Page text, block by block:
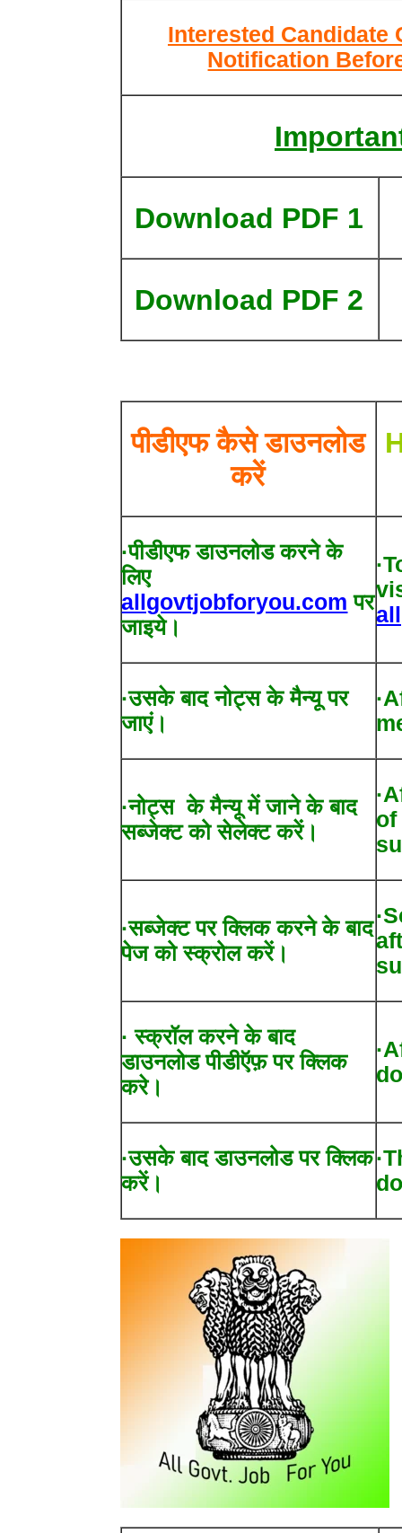
Interested Candidate
Notification
Download PDF 1
Download PDF 2
पीडीएफ कैसे डाउनलोड
करें
·पीडीएफ डाउनलोड करने के
लिए
allgovtjobforyou.com पर
जाइये।
·उसके बाद नोट्स के मैन्यू पर
जाएं।
·नोट्स के मैन्यू में जाने के बाद
सब्जेक्ट को सेलेक्ट करें।
of
·सब्जेक्ट पर क्लिक करने के बाद
पेज को स्क्रोल करें।
· स्क्रॉल करने के बाद
डाउनलोड पीडीऍफ़ पर क्लिक
करे।
·उसके बाद डाउनलोड पर क्लिक
करें।